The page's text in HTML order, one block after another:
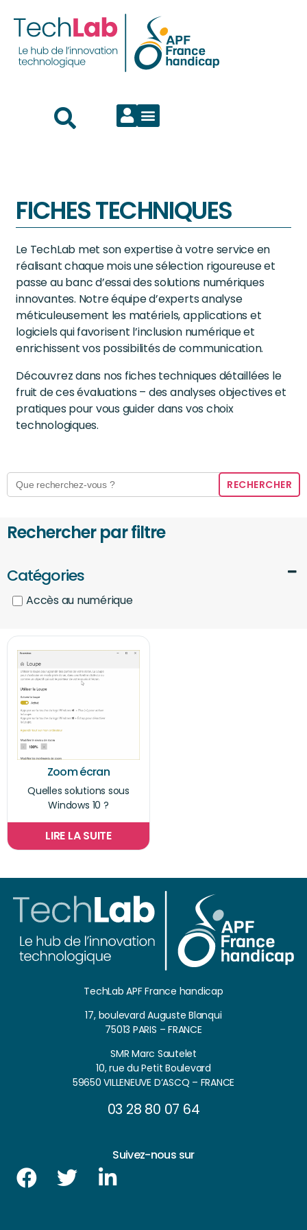
FICHES TECHNIQUES
Le TechLab met son expertise à votre service en
réalisant chaque mois une sélection rigoureuse et
passe au banc d’essai des solutions numériques
innovantes. Notre équipe d’experts analyse
méticuleusement les matériels, applications et
logiciels qui favorisent l’inclusion numérique et
enrichissent vos possibilités de communication.
Découvrez dans nos fiches techniques détaillées le
fruit de ces évaluations – des analyses objectives et
pratiques pour vous guider dans vos choix
technologiques.
Search
for:
Rechercher par filtre
Catégories
Accès au numérique
Zoom écran
Quelles solutions sous
Windows 10 ?
LIRE LA SUITE
TechLab APF France handicap
17, boulevard Auguste Blanqui
75013 PARIS – FRANCE
SMR Marc Sautelet
10, rue du Petit Boulevard
59650 VILLENEUVE D’ASCQ – FRANCE
03 28 80 07 64
Suivez-nous sur